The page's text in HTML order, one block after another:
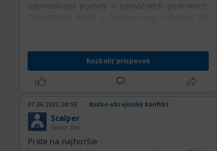
odpredávajú podiely v spoločných podnikoch.
odchádza z ruského trhu.
Koalícia štátov, ktoré sa postavili za Ukrajinu
neuvalila sankcie priamo na vývoz energií a ani
kľúčovú banku Gazprombank zatiaľ neodpojili
toto rozhodnutie bude časom prehodnotené.
Zástupcovia členských štátov EÚ sa v pondelok
večer stretli na mimoriadnom stretnutí Rady
pre energetiku v reakcii na vojenský konflikt
Rozbaliť príspevok
07.06.2022, 08:55 Rusko-ukrajinský konflikt
Scalper
Senior člen
Príde na najhoršie